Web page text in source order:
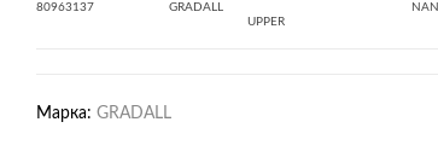
80963137 GRADALL
UPPER
NAN
Марка: GRADALL